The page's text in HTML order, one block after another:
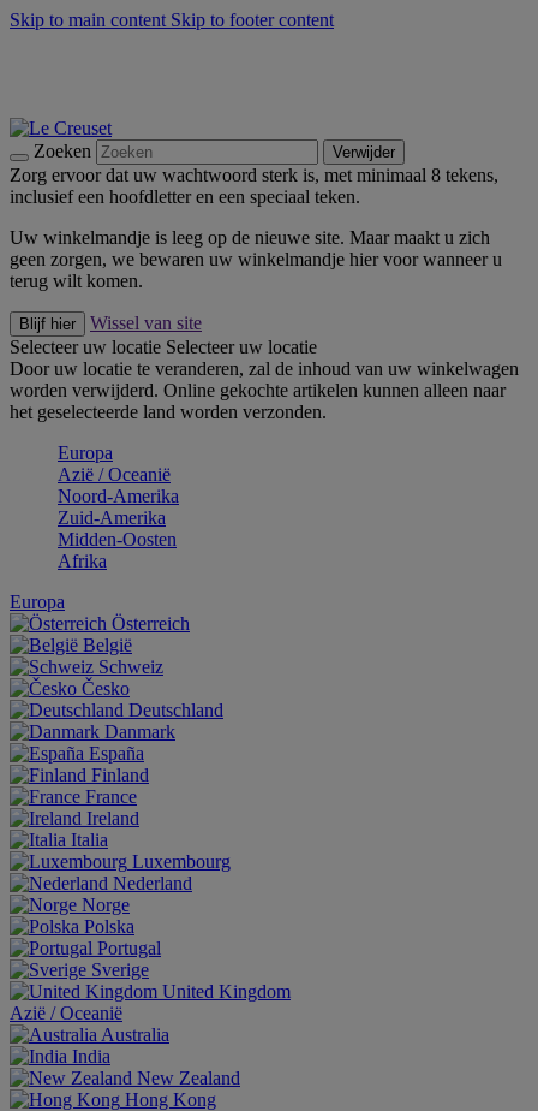
Skip to main content Skip to footer content
Zoeken Verwijder
Zorg ervoor dat uw wachtwoord sterk is, met minimaal 8 tekens,
inclusief een hoofdletter en een speciaal teken.
Uw winkelmandje is leeg op de nieuwe site. Maar maakt u zich
geen zorgen, we bewaren uw winkelmandje hier voor wanneer u
terug wilt komen.
Blijf hier
Wissel van site
Selecteer uw locatie Selecteer uw locatie
Door uw locatie te veranderen, zal de inhoud van uw winkelwagen
worden verwijderd. Online gekochte artikelen kunnen alleen naar
het geselecteerde land worden verzonden.
Europa
Aziё / Oceaniё
Noord-Amerika
Zuid-Amerika
Midden-Oosten
Afrika
Europa
Österreich
België
Schweiz
Česko
Deutschland
Danmark
España
Finland
France
Ireland
Italia
Luxembourg
Nederland
Norge
Polska
Portugal
Sverige
United Kingdom
Aziё / Oceaniё
Australia
India
New Zealand
Hong Kong